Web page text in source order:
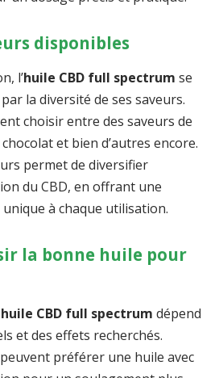
disponibles
l’huile CBD full spectrum se
la diversité de ses saveurs.
choisir entre des saveurs de
et bien d’autres encore.
permet de diversifier
du CBD, en offrant une
à chaque utilisation.
la bonne huile pour
huile CBD full spectrum dépend
et des effets recherchés.
préférer une huile avec